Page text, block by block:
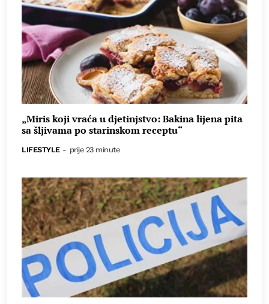
„Miris koji vraća u djetinjstvo: Bakina lijena pita
sa šljivama po starinskom receptu“
LIFESTYLE - prije 23 minute